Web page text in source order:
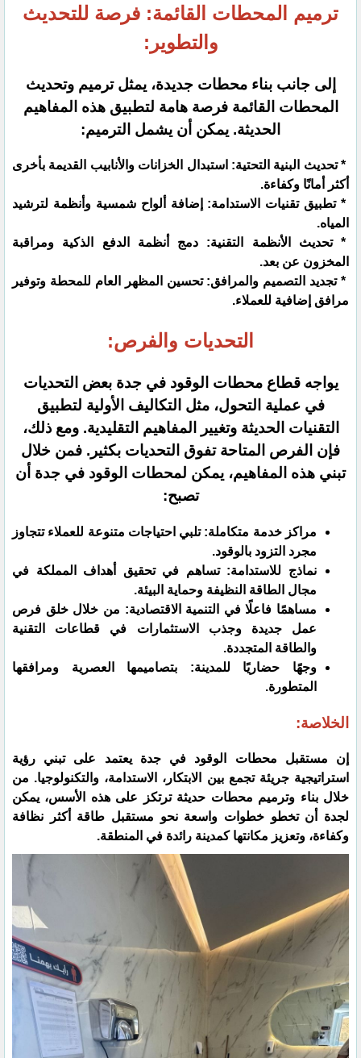
ترميم المحطات القائمة: فرصة للتحديث
والتطوير:
إلى جانب بناء محطات جديدة، يمثل ترميم وتحديث
المحطات القائمة فرصة هامة لتطبيق هذه المفاهيم
الحديثة. يمكن أن يشمل الترميم:
* تحديث البنية التحتية: استبدال الخزانات والأنابيب القديمة بأخرى
أكثر أمانًا وكفاءة.
* تطبيق تقنيات الاستدامة: إضافة ألواح شمسية وأنظمة لترشيد
المياه.
* تحديث الأنظمة التقنية: دمج أنظمة الدفع الذكية ومراقبة
المخزون عن بعد.
* تجديد التصميم والمرافق: تحسين المظهر العام للمحطة وتوفير
مرافق إضافية للعملاء.
التحديات والفرص:
يواجه قطاع محطات الوقود في جدة بعض التحديات
في عملية التحول، مثل التكاليف الأولية لتطبيق
التقنيات الحديثة وتغيير المفاهيم التقليدية. ومع ذلك،
فإن الفرص المتاحة تفوق التحديات بكثير. فمن خلال
تبني هذه المفاهيم، يمكن لمحطات الوقود في جدة أن
تصبح:
مراكز خدمة متكاملة: تلبي احتياجات متنوعة للعملاء تتجاوز
مجرد التزود بالوقود.
نماذج للاستدامة: تساهم في تحقيق أهداف المملكة في
مجال الطاقة النظيفة وحماية البيئة.
مساهمًا فاعلًا في التنمية الاقتصادية: من خلال خلق فرص
عمل جديدة وجذب الاستثمارات في قطاعات التقنية
والطاقة المتجددة.
وجهًا حضاريًا للمدينة: بتصاميمها العصرية ومرافقها
المتطورة.
الخلاصة:
إن مستقبل محطات الوقود في جدة يعتمد على تبني رؤية
استراتيجية جريئة تجمع بين الابتكار، الاستدامة، والتكنولوجيا. من
خلال بناء وترميم محطات حديثة ترتكز على هذه الأسس، يمكن
لجدة أن تخطو خطوات واسعة نحو مستقبل طاقة أكثر نظافة
وكفاءة، وتعزيز مكانتها كمدينة رائدة في المنطقة.